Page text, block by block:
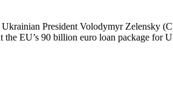
President Volodymyr Zelensky
the EU’s 90 billion euro loan package